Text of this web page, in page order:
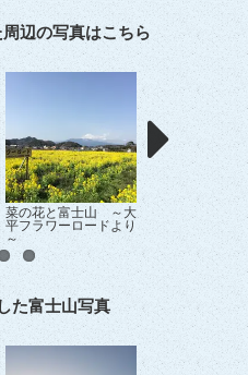
辺の写真はこちら
菜の花と富士山 ～大
平フラワーロードより
～
狩野川に映る”逆
士”
た富士山写真